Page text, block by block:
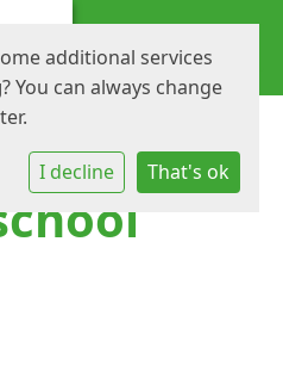
additional services
? You can always change
I decline That's ok